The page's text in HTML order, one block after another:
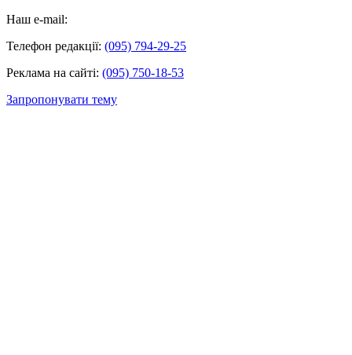
Наш e-mail:
Телефон редакції: (095) 794-29-25
Реклама на сайті: (095) 750-18-53
Запропонувати тему